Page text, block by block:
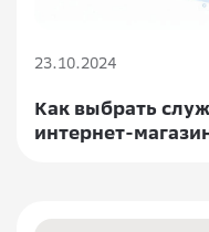
23.10.2024
Как выбрать
интернет-